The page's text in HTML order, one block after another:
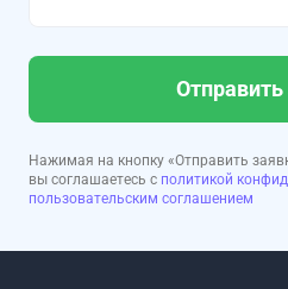
Отправить
Нажимая на кнопку «Отправить
вы соглашаетесь с политикой
пользовательским соглашением